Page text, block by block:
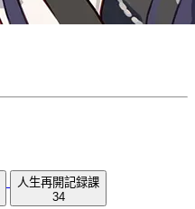
人生再開記録課
34